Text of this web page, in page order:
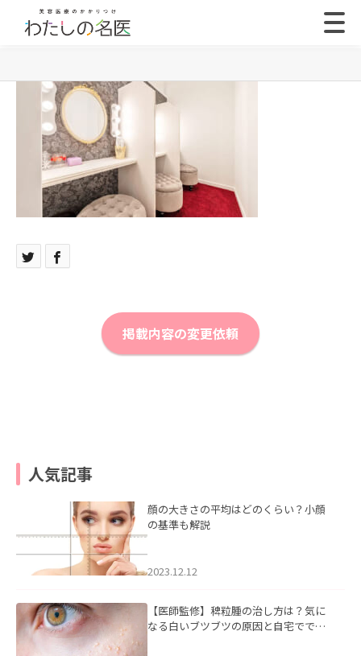
掲載内容の変更依頼
人気記事
顔の大きさの平均はどのくらい？小顔
の基準も解説
2023.12.12
【医師監修】稗粒腫の治し方は？気に
なる白いブツブツの原因と自宅ででき